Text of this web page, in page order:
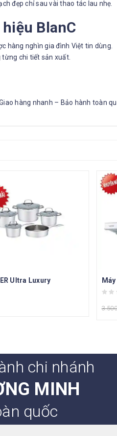
đẹp chỉ sau vài thao tác lau nhẹ.
BlanC
hàng nghìn gia đình Việt tin dùng.
từng chi tiết sản xuất.
hàng nhanh – Bảo hành toàn
Ultra Luxury
chi nhánh
MINH
quốc